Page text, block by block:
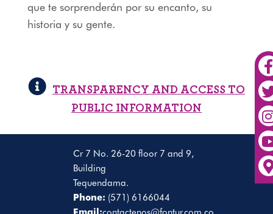
que te sorprenderán por su encanto, su
historia y su gente.
TRANSPARENCY AND ACCESS TO
PUBLIC INFORMATION
Cr 7 No. 26-20 floor 7 and 9,
Building
Tequendama.
Phone: (571) 6166044